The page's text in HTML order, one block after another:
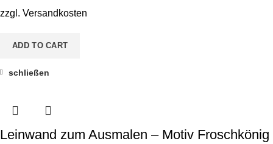
Froschkönig
quantity
zzgl. Versandkosten
ADD TO CART
schließen
Leinwand zum Ausmalen – Motiv Froschkönig